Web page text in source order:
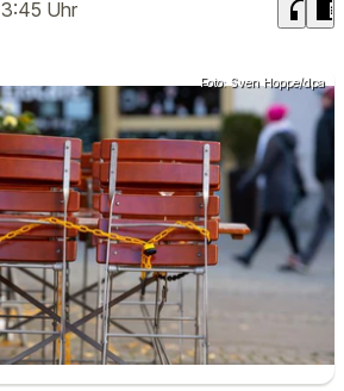
Uhr headphones chrome_reader_mode
Foto: Sven Hoppe/dpa